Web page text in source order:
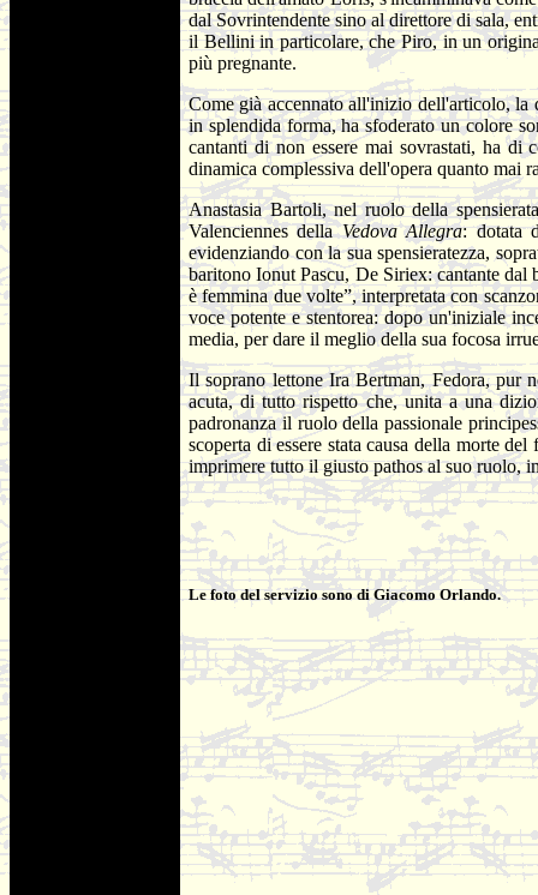
dal Sovrintendente sino al direttore di sala,
il Bellini in particolare, che Piro, in un
più pregnante.
Come già accennato all'inizio dell'articolo, la
in splendida forma, ha sfoderato un colore
cantanti di non essere mai sovrastati, ha di
dinamica complessiva dell'opera quanto mai
Anastasia Bartoli, nel ruolo della
Valenciennes dellaVedova Allegra: dotata
evidenziando con la sua spensieratezza,
baritono Ionut Pascu, De Siriex: cantante
è femmina due volte”, interpretata con
voce potente e stentorea: dopo un'iniziale
media, per dare il meglio della sua focosa
Il soprano lettone Ira Bertman, Fedora, pur
acuta, di tutto rispetto che, unita a una
padronanza il ruolo della passionale
scoperta di essere stata causa della morte
imprimere tutto il giusto pathos al suo ruolo,
Le foto del servizio sono di Giacomo Orlando.